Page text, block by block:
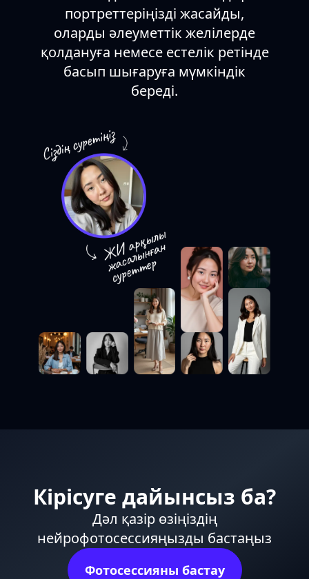
портреттеріңізді жасайды,
оларды әлеуметтік желілерде
қолдануға немесе естелік ретінде
басып шығаруға мүмкіндік
береді.
Кірісуге дайынсыз ба?
Дәл қазір өзіңіздің
нейрофотосессияңызды бастаңыз
Фотосессияны бастау